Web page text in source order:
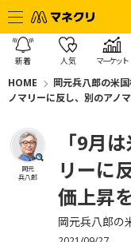
新着 人気 マーケット
HOME 岡元兵八郎の米
ノマリーに反し、別のアノ
岡元
兵八郎
「9月
リーに
価上昇
岡元兵八郎の